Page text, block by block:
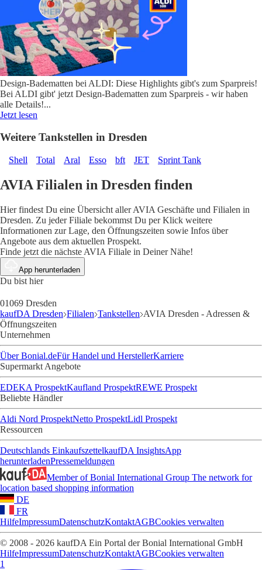
Design-Badematten bei ALDI: Diese Highlights gibt's zum Sparpreis!
Bei ALDI gibt' jetzt Design-Badematten zum Sparpreis - wir haben
alle Details!...
Jetzt lesen
Weitere Tankstellen in Dresden
Shell Total Aral Esso bft JET Sprint Tank
AVIA Filialen in Dresden finden
Hier findest Du eine Übersicht aller AVIA Geschäfte und Filialen in
Dresden. Zu jeder Filiale bekommst Du per Klick weitere
Informationen zur Lage, den Öffnungszeiten sowie Infos über
Angebote aus dem aktuellen Prospekt.
Finde jetzt die nächste AVIA Filiale in Deiner Nähe!
App herunterladen
Du bist hier
01069 Dresden
kaufDA Dresden Filialen Tankstellen AVIA Dresden - Adressen &
Öffnungszeiten
Unternehmen
Über Bonial.deFür Handel und HerstellerKarriere
Supermarkt Angebote
EDEKA ProspektKaufland ProspektREWE Prospekt
Beliebte Händler
Aldi Nord ProspektNetto ProspektLidl Prospekt
Ressourcen
Deutschlands EinkaufszettelkaufDA InsightsApp
herunterladenPressemeldungen
Member of Bonial International Group The network for
location based shopping information
DE
FR
HilfeImpressumDatenschutzKontaktAGBCookies verwalten
© 2008 - 2026 kaufDA Ein Portal der Bonial International GmbH
HilfeImpressumDatenschutzKontaktAGBCookies verwalten
1